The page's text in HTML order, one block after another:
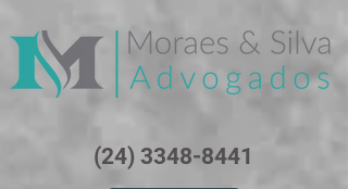
(24) 3348-8441